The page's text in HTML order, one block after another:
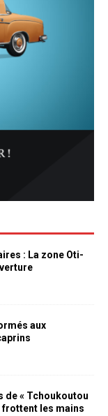
: La zone Oti-
aux
de « Tchoukoutou
frottent les mains